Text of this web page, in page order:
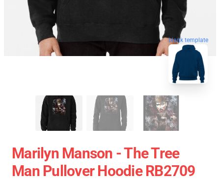
blank template
Marilyn Manson - The Tree
Man Pullover Hoodie RB2709